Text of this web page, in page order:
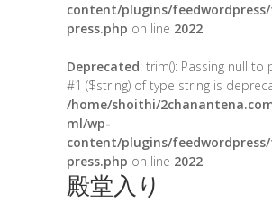
content/plugins/
press.php on line 2022
Deprecated: trim(): Passing null to
#1 ($string) of type string is
/home/shoithi/
ml/wp-
content/plugins/
press.php on line 2022
殿堂入り